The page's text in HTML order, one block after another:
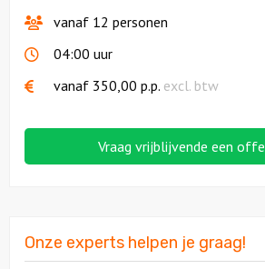
vanaf 12 personen
04:00 uur
vanaf 350,00 p.p. excl. btw
Vraag vrijblijvende een
Onze experts helpen je graag!